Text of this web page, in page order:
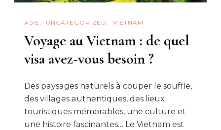
ASIE UNCATEGORIZED VIETNAM
Voyage au Vietnam : de quel
visa avez-vous besoin ?
Des paysages naturels à couper le souffle,
des villages authentiques, des lieux
touristiques mémorables, une culture et
une histoire fascinantes… Le Vietnam est